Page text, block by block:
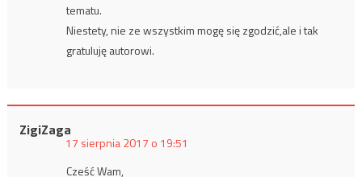
tematu.
Niestety, nie ze wszystkim mogę się zgodzić,ale i tak
gratuluję autorowi.
ZigiZaga
17 sierpnia 2017 o 19:51
Cześć Wam,